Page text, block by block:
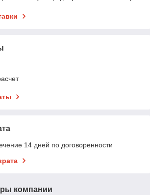
14 дней по договоренности
компании